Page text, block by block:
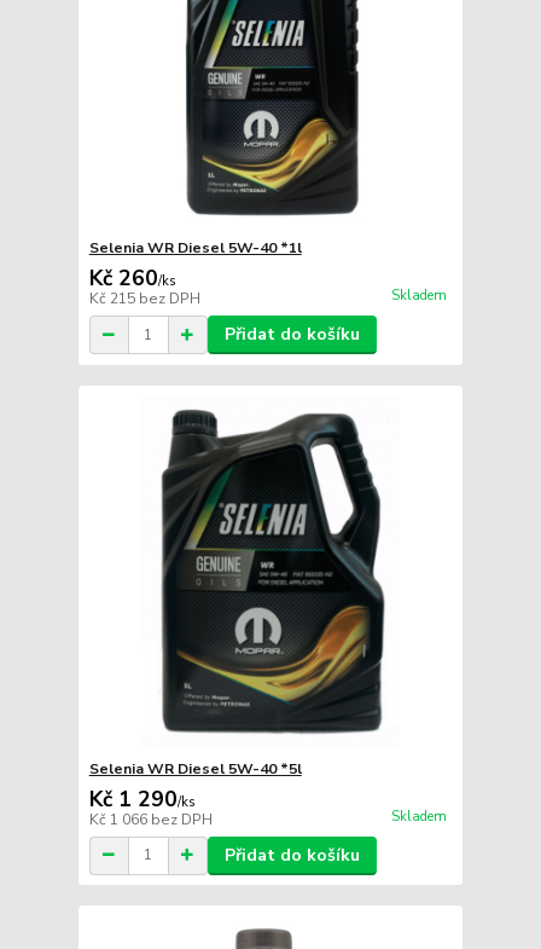
Selenia WR Diesel 5W-40 *1l
Kč 260/ks
Kč 215 bez DPH Skladem
Přidat do košíku
Selenia WR Diesel 5W-40 *5l
Kč 1 290/ks
Kč 1 066 bez DPH Skladem
Přidat do košíku